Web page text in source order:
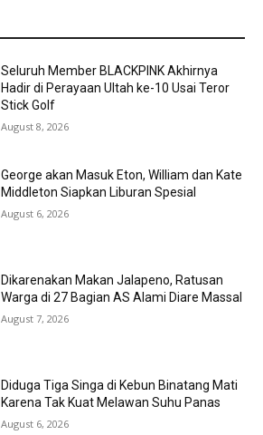
Seluruh Member BLACKPINK Akhirnya
Hadir di Perayaan Ultah ke-10 Usai Teror
Stick Golf
August 8, 2026
George akan Masuk Eton, William dan Kate
Middleton Siapkan Liburan Spesial
August 6, 2026
Dikarenakan Makan Jalapeno, Ratusan
Warga di 27 Bagian AS Alami Diare Massal
August 7, 2026
Diduga Tiga Singa di Kebun Binatang Mati
Karena Tak Kuat Melawan Suhu Panas
August 6, 2026